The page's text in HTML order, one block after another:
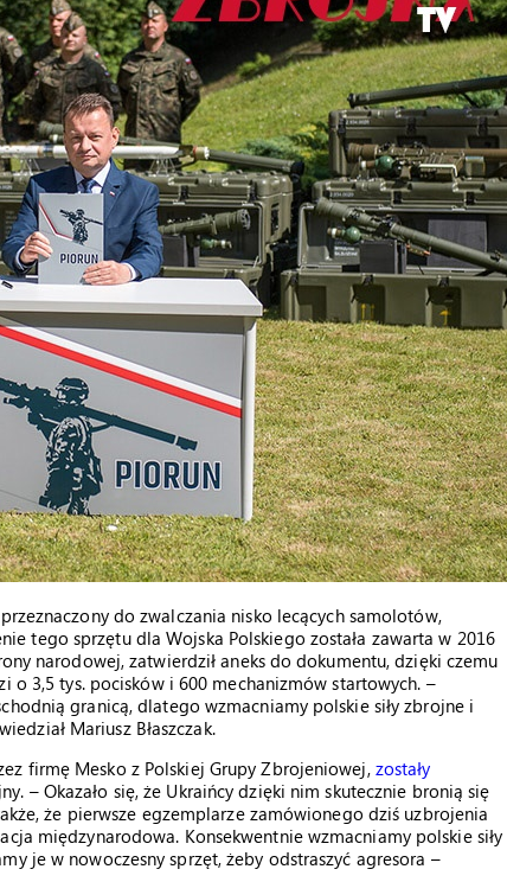
do zwalczania nisko lecących samolotów,
tego sprzętu dla Wojska Polskiego została zawarta w 2016
narodowej, zatwierdził aneks do dokumentu, dzięki czemu
o 3,5 tys. pocisków i 600 mechanizmów startowych. –
granicą, dlatego wzmacniamy polskie siły zbrojne i
Mariusz Błaszczak.
firmę Mesko z Polskiej Grupy Zbrojeniowej, zostały
– Okazało się, że Ukraińcy dzięki nim skutecznie bronią się
że pierwsze egzemplarze zamówionego dziś uzbrojenia
międzynarodowa. Konsekwentnie wzmacniamy polskie siły
je w nowoczesny sprzęt, żeby odstraszyć agresora –